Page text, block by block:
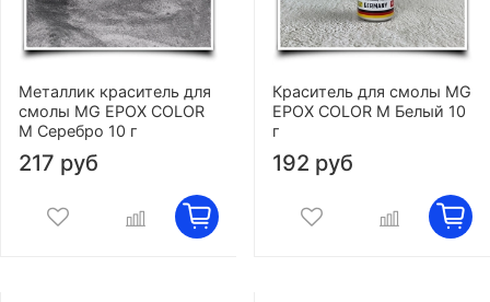
Металлик краситель для
смолы MG EPOX COLOR
M Серебро 10 г
217 руб
Краситель для смолы MG
EPOX COLOR M Белый 10
г
192 руб